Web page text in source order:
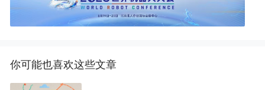
你可能也喜欢这些文章